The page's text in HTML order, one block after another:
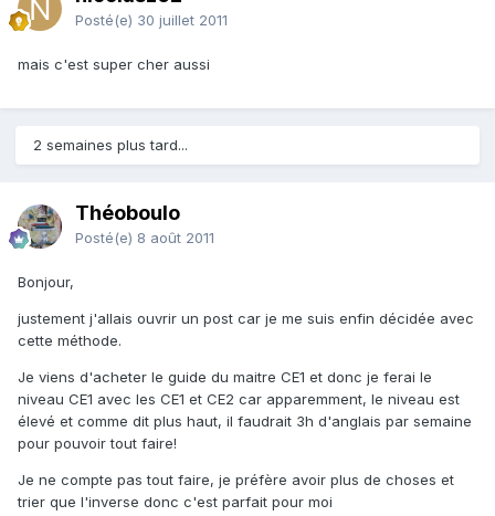
Posté(e) 30 juillet 2011
mais c'est super cher aussi
2 semaines plus tard...
Théoboulo
Posté(e) 8 août 2011
Bonjour,
justement j'allais ouvrir un post car je me suis enfin décidée avec
cette méthode.
Je viens d'acheter le guide du maitre CE1 et donc je ferai le
niveau CE1 avec les CE1 et CE2 car apparemment, le niveau est
élevé et comme dit plus haut, il faudrait 3h d'anglais par semaine
pour pouvoir tout faire!
Je ne compte pas tout faire, je préfère avoir plus de choses et
trier que l'inverse donc c'est parfait pour moi